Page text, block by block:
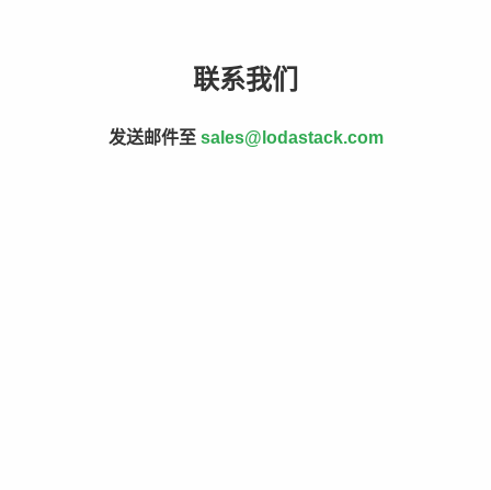
联系我们
发送邮件至 sales@lodastack.com